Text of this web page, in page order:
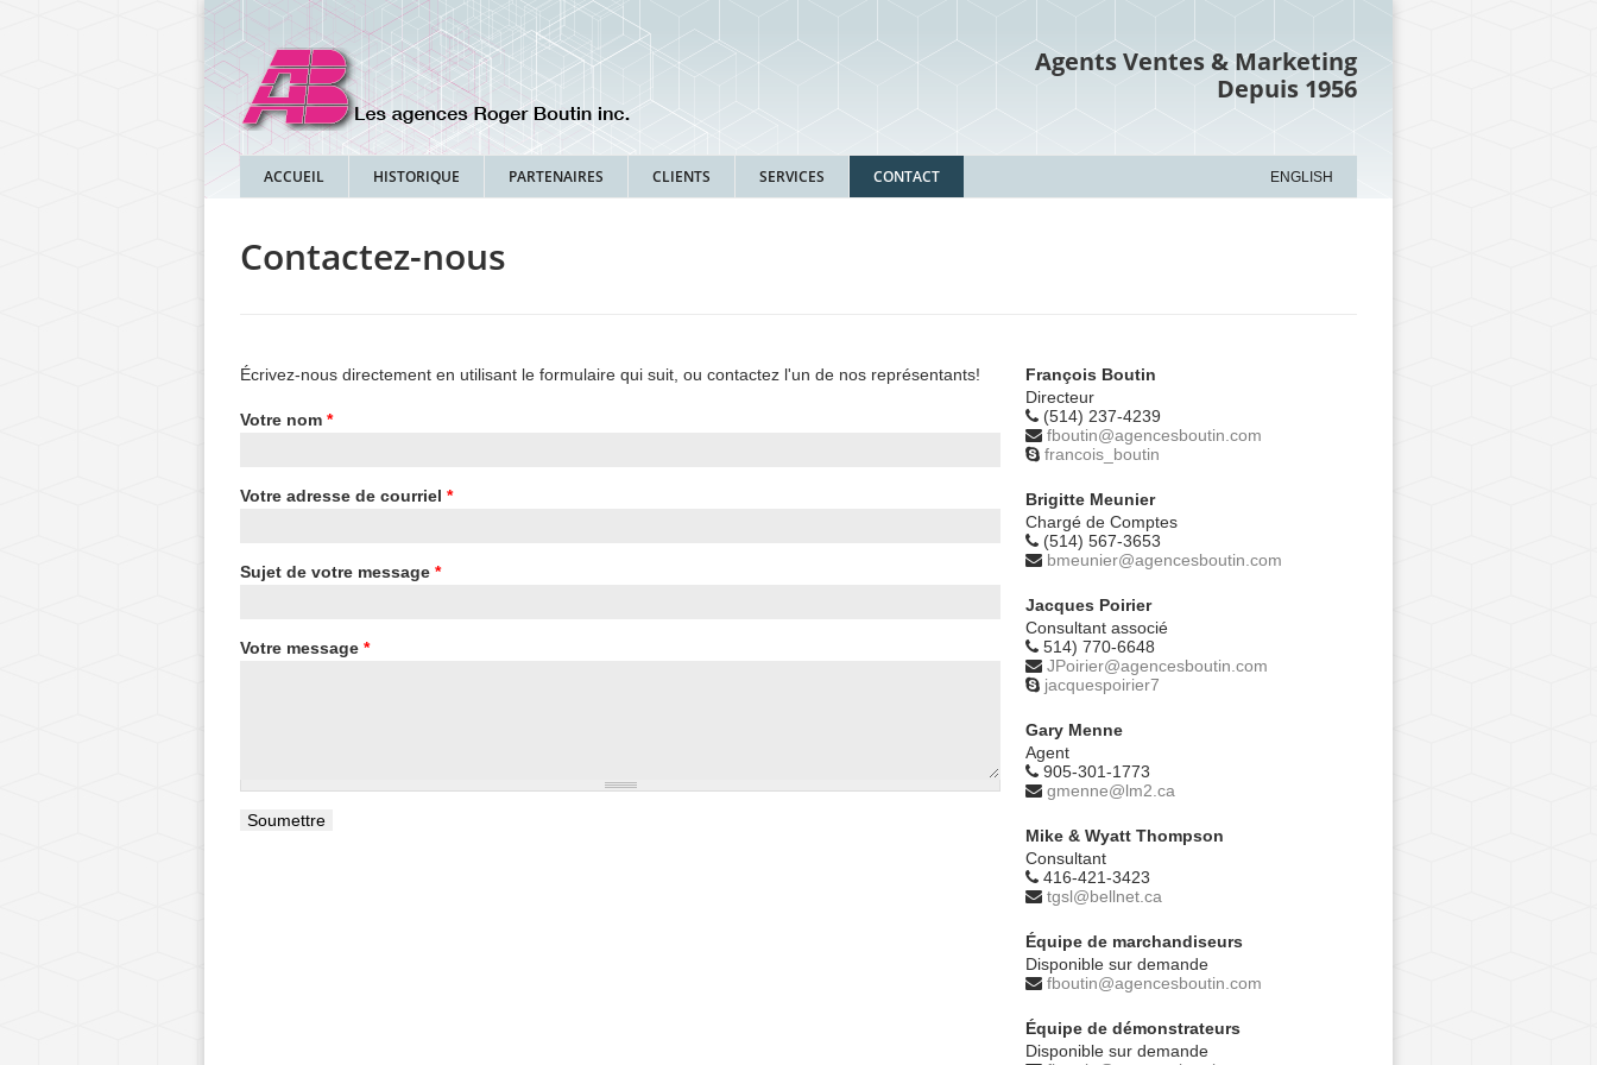
Agents Ventes & Marketing
Depuis 1956
ACCUEIL HISTORIQUE PARTENAIRES CLIENTS SERVICES CONTACT ENGLISH
Contactez-nous
Écrivez-nous directement en utilisant le formulaire qui suit, ou contactez l'un de nos représentants!
Votre nom *
Votre adresse de courriel *
Sujet de votre message *
Votre message *
François Boutin
Directeur
(514) 237-4239
fboutin@agencesboutin.com
francois_boutin
Brigitte Meunier
Chargé de Comptes
(514) 567-3653
bmeunier@agencesboutin.com
Jacques Poirier
Consultant associé
514) 770-6648
JPoirier@agencesboutin.com
jacquespoirier7
Gary Menne
Agent
905-301-1773
gmenne@lm2.ca
Mike & Wyatt Thompson
Consultant
416-421-3423
tgsl@bellnet.ca
Équipe de marchandiseurs
Disponible sur demande
fboutin@agencesboutin.com
Équipe de démonstrateurs
Disponible sur demande